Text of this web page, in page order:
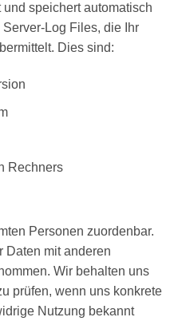
speichert automatisch
Log Files, die Ihr
Dies sind:
Rechners
Personen zuordenbar.
Daten mit anderen
Wir behalten uns
prüfen, wenn uns konkrete
Nutzung bekannt